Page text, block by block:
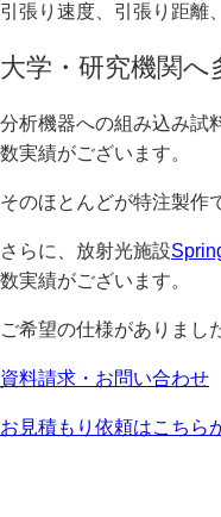
引張り速度、引張り距離
大学・研究機関へ
分析機器への組み込み試
数実績がございます。
そのほとんどが特注製作
さらに、放射光施設
数実績がございます。
ご希望の仕様がありまし
資料請求・お問い合わせ
お見積もり依頼はこちら